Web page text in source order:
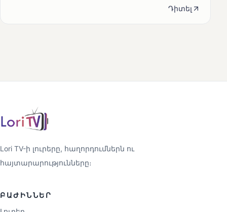
Դիտել
Lori TV-ի լուրերը, հաղորդումներն ու
հայտարարությունները։
ԲԱԺԻՆՆԵՐ